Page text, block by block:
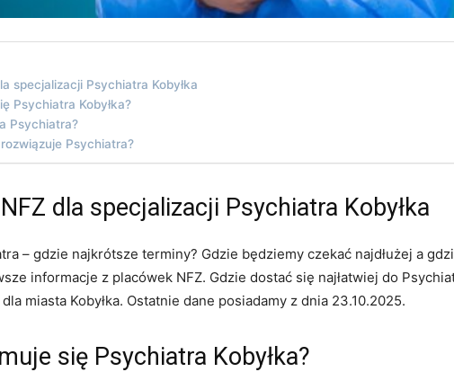
specjalizacji Psychiatra Kobyłka
Psychiatra Kobyłka?
Psychiatra?
Psychiatra?
dla specjalizacji Psychiatra Kobyłka
– gdzie najkrótsze terminy? Gdzie będziemy czekać najdłużej a
informacje z placówek NFZ. Gdzie dostać się najłatwiej do
miasta Kobyłka. Ostatnie dane posiadamy z dnia 23.10.2025.
się Psychiatra Kobyłka?